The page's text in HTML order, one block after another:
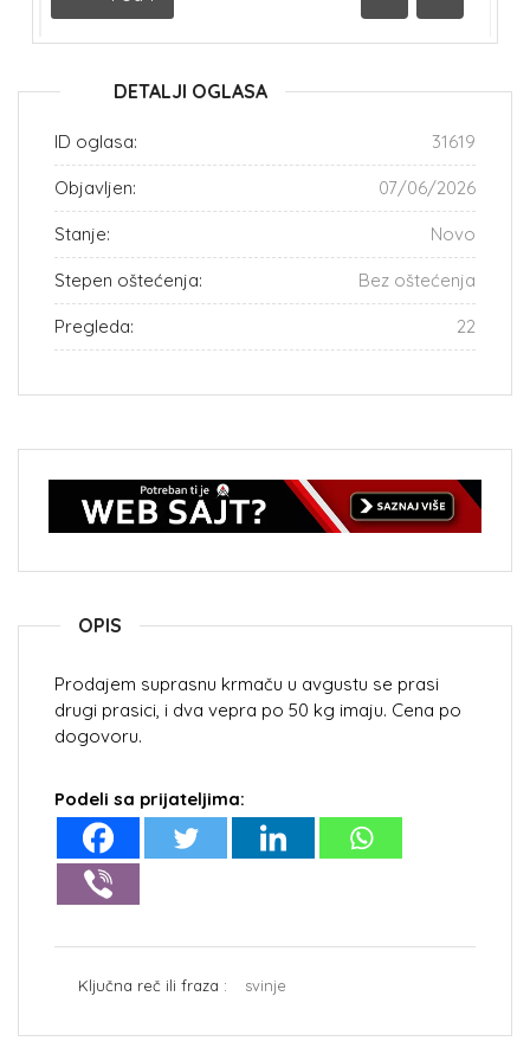
Prethodna
Sledeća
DETALJI OGLASA
ID oglasa: 31619
Objavljen: 07/06/2026
Stanje: Novo
Stepen oštećenja: Bez oštećenja
Pregleda: 22
OPIS
Prodajem suprasnu krmaču u avgustu se prasi
drugi prasici, i dva vepra po 50 kg imaju. Cena po
dogovoru.
Podeli sa prijateljima:
Ključna reč ili fraza : svinje